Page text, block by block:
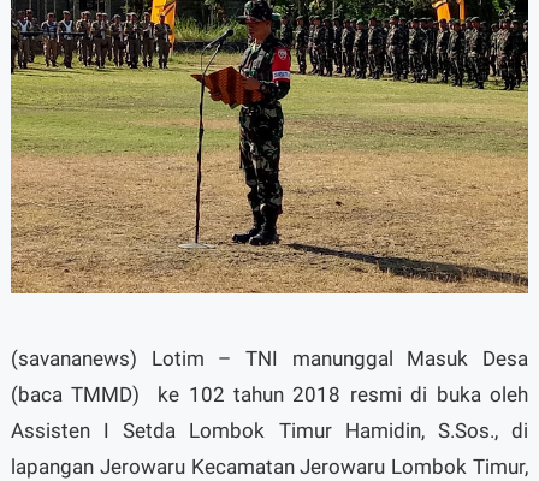
(savananews) Lotim – TNI manunggal Masuk Desa
(baca TMMD) ke 102 tahun 2018 resmi di buka oleh
Assisten I Setda Lombok Timur Hamidin, S.Sos., di
lapangan Jerowaru Kecamatan Jerowaru Lombok Timur,